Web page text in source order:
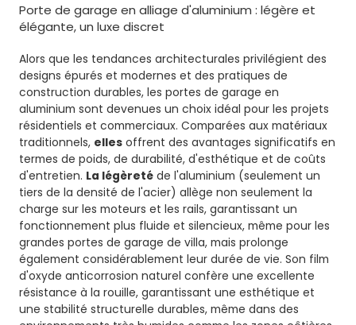
Porte de garage en alliage d'aluminium : légère et
élégante, un luxe discret
Alors que les tendances architecturales privilégient des
designs épurés et modernes et des pratiques de
construction durables, les portes de garage en
aluminium sont devenues un choix idéal pour les projets
résidentiels et commerciaux. Comparées aux matériaux
traditionnels, elles offrent des avantages significatifs en
termes de poids, de durabilité, d'esthétique et de coûts
d'entretien. La légèreté de l'aluminium (seulement un
tiers de la densité de l'acier) allège non seulement la
charge sur les moteurs et les rails, garantissant un
fonctionnement plus fluide et silencieux, même pour les
grandes portes de garage de villa, mais prolonge
également considérablement leur durée de vie. Son film
d'oxyde anticorrosion naturel confère une excellente
résistance à la rouille, garantissant une esthétique et
une stabilité structurelle durables, même dans des